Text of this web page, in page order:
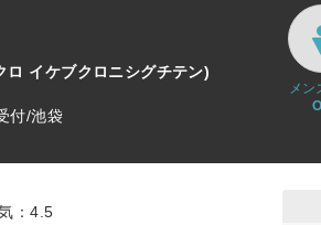
ロ イケブクロニシグチテン)
付/池袋
メン
：4.5